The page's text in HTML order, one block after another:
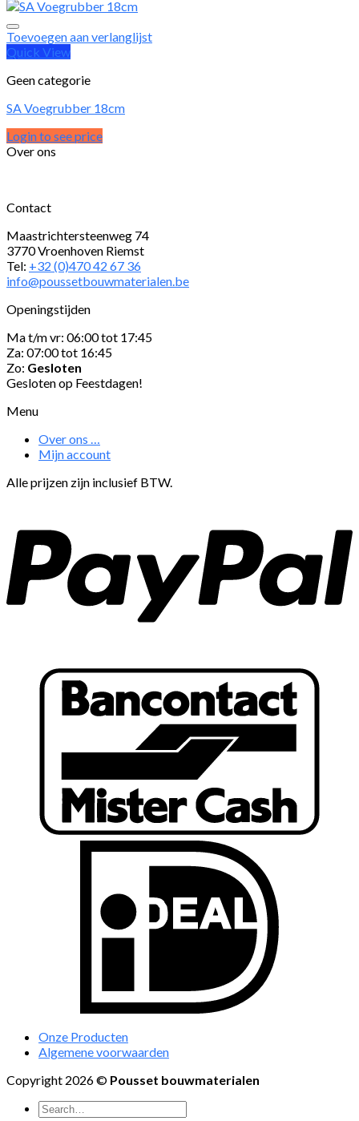
Toevoegen aan verlanglijst
Quick View
Geen categorie
SA Voegrubber 18cm
Login to see price
Over ons
Contact
Maastrichtersteenweg 74
3770 Vroenhoven Riemst
Tel: +32 (0)470 42 67 36
info@poussetbouwmaterialen.be
Openingstijden
Ma t/m vr: 06:00 tot 17:45
Za: 07:00 tot 16:45
Zo: Gesloten
Gesloten op Feestdagen!
Menu
Over ons …
Mijn account
Alle prijzen zijn inclusief BTW.
Onze Producten
Algemene voorwaarden
Copyright 2026 © Pousset bouwmaterialen
Search